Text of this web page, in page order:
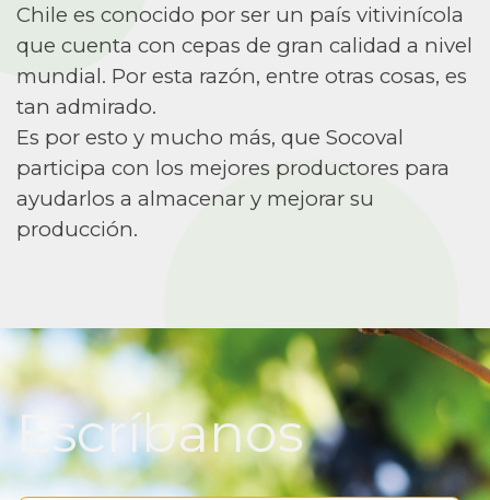
Chile es conocido por ser un país vitivinícola
que cuenta con cepas de gran calidad a nivel
mundial. Por esta razón, entre otras cosas, es
tan admirado.
Es por esto y mucho más, que Socoval
participa con los mejores productores para
ayudarlos a almacenar y mejorar su
producción.
Escríbanos